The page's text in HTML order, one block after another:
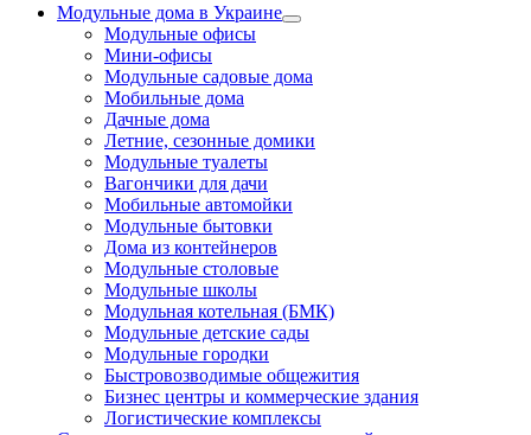
Модульные дома в Украине
Модульные офисы
Мини-офисы
Модульные садовые дома
Мобильные дома
Дачные дома
Летние, сезонные домики
Модульные туалеты
Вагончики для дачи
Мобильные автомойки
Модульные бытовки
Дома из контейнеров
Модульные столовые
Модульные школы
Модульная котельная (БМК)
Модульные детские сады
Модульные городки
Быстровозводимые общежития
Бизнес центры и коммерческие здания
Логистические комплексы